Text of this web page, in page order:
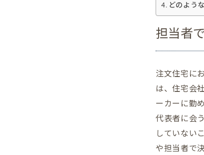
どのよう
担当者
注文住宅に
は、住宅会
ーカーに勤
代表者に会
していない
や担当者で